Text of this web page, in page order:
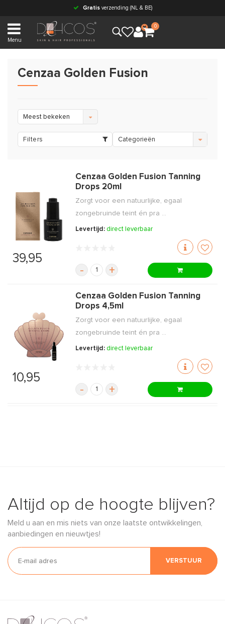
Gratisverzending (NL & BE)
Menu
0
Cenzaa Golden Fusion
Meest bekeken
Filters Categorieën
39,95
Cenzaa Golden Fusion Tanning
Drops 20ml
Zorgt voor een natuurlijke, egaal
zongebruinde teint én pra ...
Levertijd: direct leverbaar
- +
10,95
Cenzaa Golden Fusion Tanning
Drops 4,5ml
Zorgt voor een natuurlijke, egaal
zongebruinde teint én pra ...
Levertijd: direct leverbaar
- +
Altijd op de hoogte blijven?
Meld u aan en mis niets van onze laatste ontwikkelingen,
aanbiedingen en nieuwtjes!
VERSTUUR